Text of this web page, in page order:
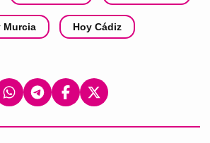
Murcia Hoy Cádiz